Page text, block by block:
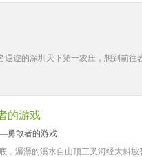
遐迩的深圳天下第一农庄，想到前
的游戏
勇敢者的游戏
，潺潺的溪水自山顶三叉河经大斜